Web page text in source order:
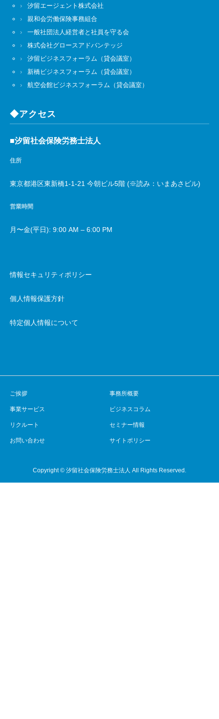
汐留エージェント株式会社
親和会労働保険事務組合
一般社団法人経営者と社員を守る会
株式会社グロースアドバンテッジ
汐留ビジネスフォーラム（貸会議室）
新橋ビジネスフォーラム（貸会議室）
航空会館ビジネスフォーラム（貸会議室）
◆アクセス
■汐留社会保険労務士法人
住所
東京都港区東新橋1-1-21 今朝ビル5階 (※読み：いまあさビル)
営業時間
月〜金(平日): 9:00 AM – 6:00 PM
情報セキュリティポリシー
個人情報保護方針
特定個人情報について
ご挨拶 事務所概要
事業サービス ビジネスコラム
リクルート セミナー情報
お問い合わせ サイトポリシー
Copyright © 汐留社会保険労務士法人 All Rights Reserved.